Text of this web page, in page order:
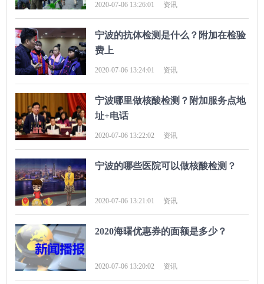
2020-07-06 13:26:01 资讯
宁波的抗体检测是什么？附加在检验
费上
2020-07-06 13:24:01 资讯
宁波哪里做核酸检测？附加服务点地
址+电话
2020-07-06 13:22:02 资讯
宁波的哪些医院可以做核酸检测？
2020-07-06 13:21:01 资讯
2020海曙优惠券的面额是多少？
2020-07-06 13:20:02 资讯